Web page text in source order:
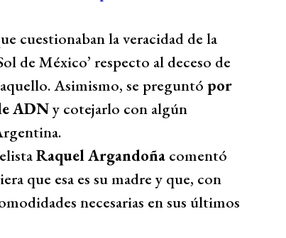
cuestionaban la veracidad de la
de México’ respecto al deceso de
Asimismo, se preguntó por
ADNy cotejarlo con algún
Raquel Argandoña comentó
que esa es su madre y que, con
necesarias en sus últimos